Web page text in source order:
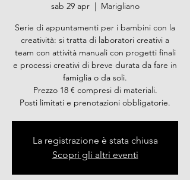
sab 29 apr
  |
Marigliano
Serie di appuntamenti per i bambini con la
creatività: si tratta di laboratori creativi a
team con attività manuali con progetti finali
e processi creativi di breve durata da fare in
famiglia o da soli.
Prezzo 18 € compresi di materiali.
Posti limitati e prenotazioni obbligatorie.
La registrazione è stata chiusa
Scopri gli altri eventi